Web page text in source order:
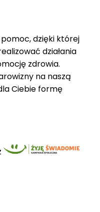
pomoc, dzięki której
działania
zdrowia.
na naszą
Ciebie formę